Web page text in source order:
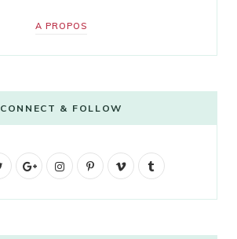
A PROPOS
CONNECT & FOLLOW
G
I
P
V